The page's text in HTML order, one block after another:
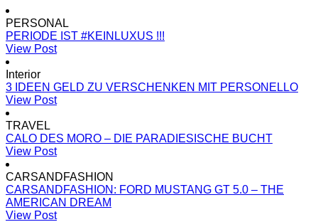
PERSONAL
PERIODE IST #KEINLUXUS !!!
View Post
Interior
3 IDEEN GELD ZU VERSCHENKEN MIT PERSONELLO
View Post
TRAVEL
CALO DES MORO – DIE PARADIESISCHE BUCHT
View Post
CARSANDFASHION
CARSANDFASHION: FORD MUSTANG GT 5.0 – THE
AMERICAN DREAM
View Post